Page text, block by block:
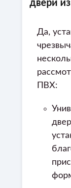
двери
Да,
ПВХ: